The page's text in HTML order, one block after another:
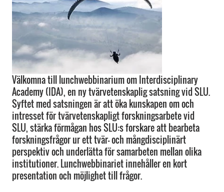
Välkomna till lunchwebbinarium om Interdisciplinary
Academy (IDA), en ny tvärvetenskaplig satsning vid SLU.
Syftet med satsningen är att öka kunskapen om och
intresset för tvärvetenskapligt forskningsarbete vid
SLU, stärka förmågan hos SLU:s forskare att bearbeta
forskningsfrågor ur ett tvär- och mångdisciplinärt
perspektiv och underlätta för samarbeten mellan olika
institutioner. Lunchwebbinariet innehåller en kort
presentation och möjlighet till frågor.